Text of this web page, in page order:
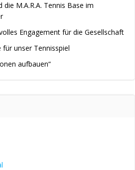
M.A.R.A. Tennis Base im
Engagement für die Gesellschaft
unser Tennisspiel
aufbauen“